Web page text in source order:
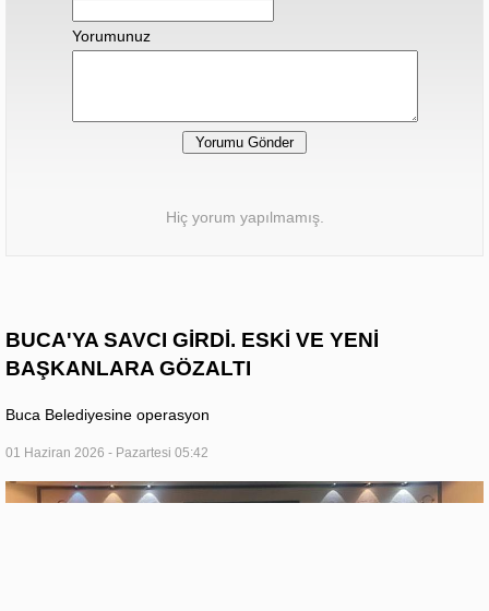
Yorumunuz
Hiç yorum yapılmamış.
BUCA'YA SAVCI GİRDİ. ESKİ VE YENİ
BAŞKANLARA GÖZALTI
Buca Belediyesine operasyon
01 Haziran 2026 - Pazartesi 05:42